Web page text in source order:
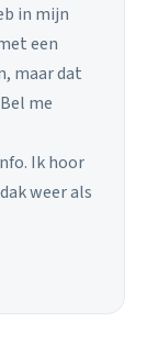
in mijn
een
maar dat
me
Ik hoor
weer als